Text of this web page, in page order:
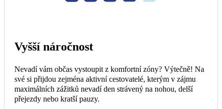
Vyšší náročnost
Nevadí vám občas vystoupit z komfortní zóny? Výtečně! Na
své si přijdou zejména aktivní cestovatelé, kterým v zájmu
maximálních zážitků nevadí den strávený na nohou, delší
přejezdy nebo kratší pauzy.